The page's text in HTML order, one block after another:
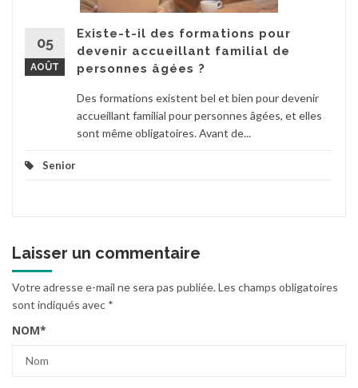
05
AOÛT
Existe-t-il des formations pour
devenir accueillant familial de
personnes âgées ?
Des formations existent bel et bien pour devenir
accueillant familial pour personnes âgées, et elles
sont même obligatoires. Avant de...
Senior
Laisser un commentaire
Votre adresse e-mail ne sera pas publiée.Les champs obligatoires
sont indiqués avec *
NOM*